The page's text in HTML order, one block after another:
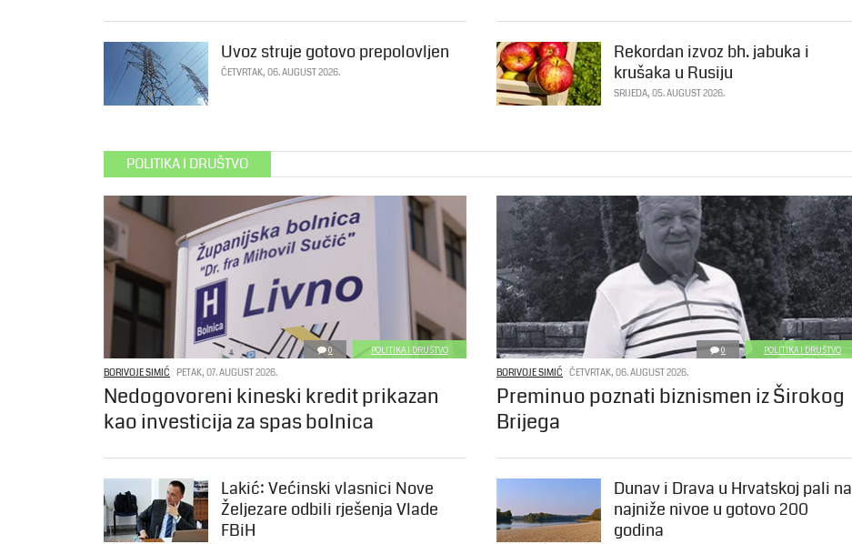
Uvoz struje gotovo prepolovljen
ČETVRTAK, 06. AUGUST 2026.
Rekordan izvoz bh. jabuka i
krušaka u Rusiju
SRIJEDA, 05. AUGUST 2026.
POLITIKA I DRUŠTVO
0 POLITIKA I DRUŠTVO
BORIVOJE SIMIĆ PETAK, 07. AUGUST 2026.
Nedogovoreni kineski kredit prikazan
kao investicija za spas bolnica
0 POLITIKA I DRUŠTVO
BORIVOJE SIMIĆ ČETVRTAK, 06. AUGUST 2026.
Preminuo poznati biznismen iz Širokog
Brijega
Lakić: Većinski vlasnici Nove
Željezare odbili rješenja Vlade
FBiH
Dunav i Drava u Hrvatskoj pali na
najniže nivoe u gotovo 200
godina